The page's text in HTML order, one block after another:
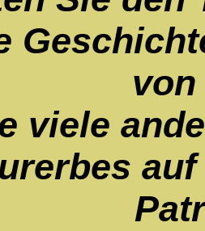
von
viele